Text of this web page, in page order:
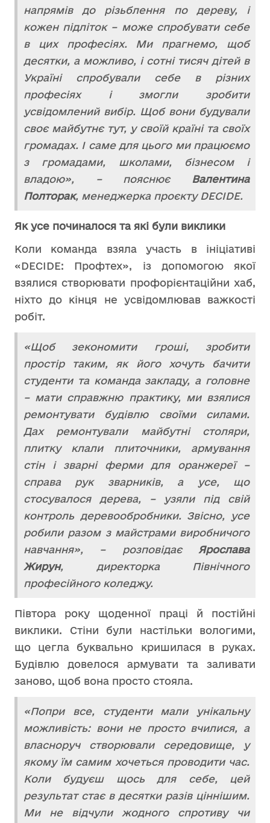
напрямів до різьблення по дереву, і
кожен підліток – може спробувати себе
в цих професіях. Ми прагнемо, щоб
десятки, а можливо, і сотні тисяч дітей в
Україні спробували себе в різних
професіях і змогли зробити
усвідомлений вибір. Щоб вони будували
своє майбутнє тут, у своїй країні та своїх
громадах. І саме для цього ми працюємо
з громадами, школами, бізнесом і
владою», – пояснює
Валентина
Полторак, менеджерка проєкту DECIDE.
Як усе починалося та які були виклики
Коли команда взяла участь в ініціативі
«DECIDE: Профтех», із допомогою якої
взялися створювати профорієнтаційни хаб,
ніхто до кінця не усвідомлював важкості
робіт.
«Щоб зекономити гроші, зробити
простір таким, як його хочуть бачити
студенти та команда закладу, а головне
– мати справжню практику, ми взялися
ремонтувати будівлю своїми силами.
Дах ремонтували майбутні столяри,
плитку клали плиточники, армування
стін і зварні ферми для оранжереї –
справа рук зварників, а усе, що
стосувалося дерева, – узяли під свій
контроль деревообробники. Звісно, усе
робили разом з майстрами виробничого
навчання», – розповідає Ярослава
Жирун, директорка Північного
професійного коледжу.
Півтора року щоденної праці й постійні
виклики. Стіни були настільки вологими,
що цегла буквально кришилася в руках.
Будівлю довелося армувати та заливати
заново, щоб вона просто стояла.
«Попри все, студенти мали унікальну
можливість: вони не просто вчилися, а
власноруч створювали середовище, у
якому їм самим хочеться проводити час.
Коли будуєш щось для себе, цей
результат стає в десятки разів ціннішим.
Ми не відчули жодного спротиву чи